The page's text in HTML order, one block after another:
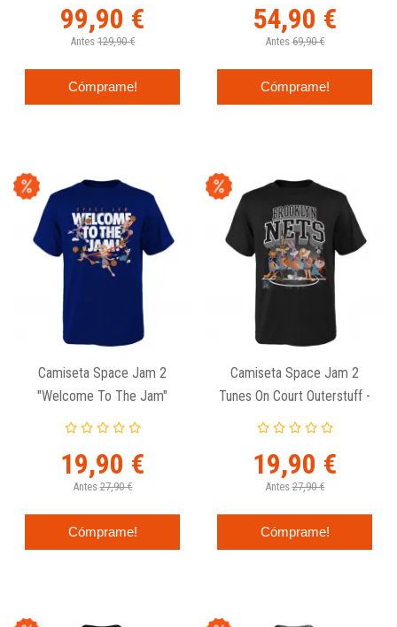
99,90 €
Antes 129,90 €
Cómprame!
54,90 €
Antes 69,90 €
Cómprame!
Camiseta Space Jam 2
"Welcome To The Jam"
Outerstuff - Junior.
19,90 €
Antes 27,90 €
Cómprame!
Camiseta Space Jam 2
Tunes On Court Outerstuff -
Brooklyn Nets Junior.
19,90 €
Antes 27,90 €
Cómprame!